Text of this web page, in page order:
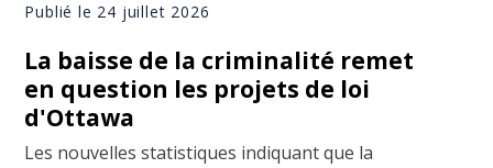
Publié le 24 juillet 2026
La baisse de la criminalité remet
en question les projets de loi
d'Ottawa
Les nouvelles statistiques indiquant que la